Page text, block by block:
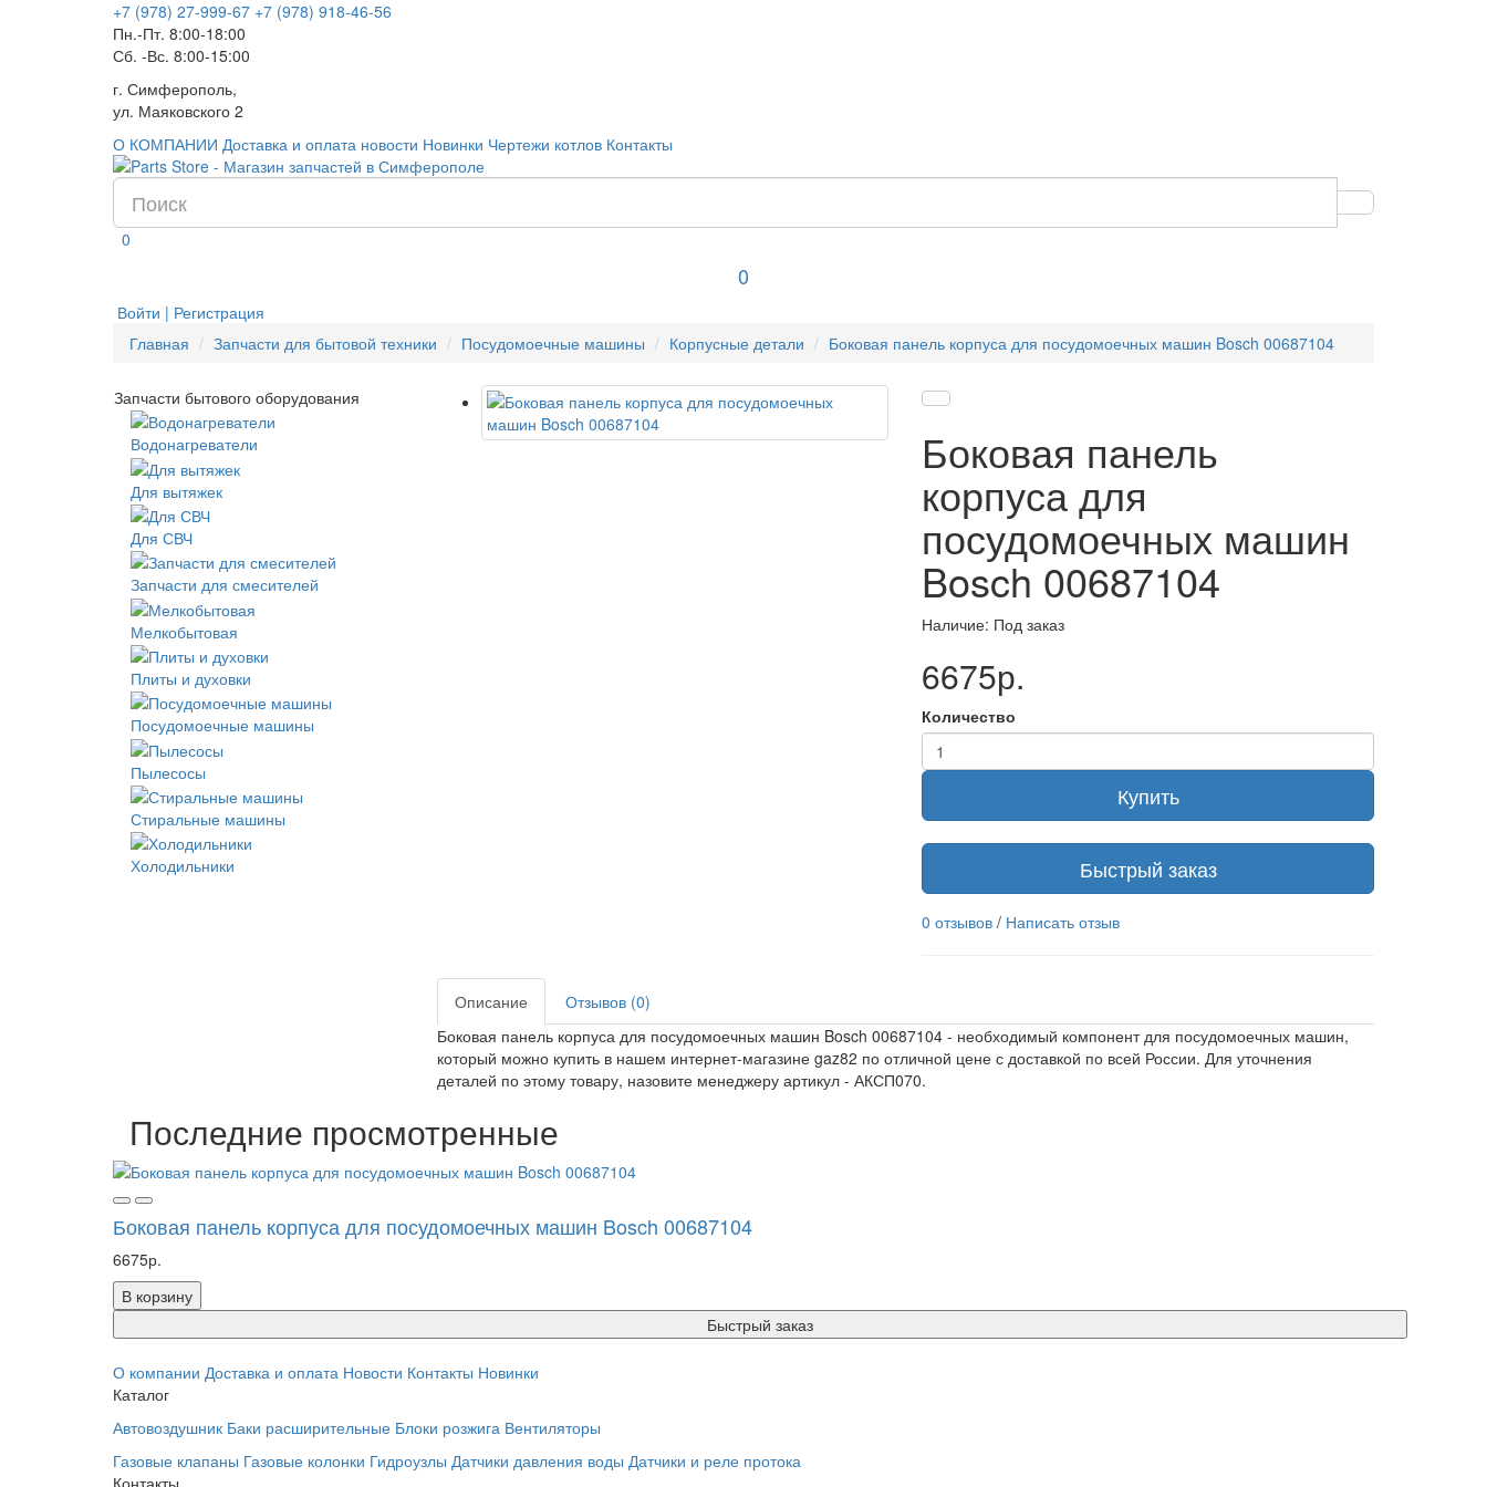
+7 (978) 27-999-67 +7 (978) 918-46-56
Пн.-Пт. 8:00-18:00
Сб. -Вс. 8:00-15:00
г. Симферополь,
ул. Маяковского 2
О КОМПАНИИ Доставка и оплата новости Новинки Чертежи котлов Контакты
0
0
Войти | Регистрация
Главная
Запчасти для бытовой техники Посудомоечные машины Корпусные детали Боковая панель корпуса для посудомоечных машин Bosch 00687104
Запчасти бытового оборудования
Водонагреватели
Для вытяжек
Для СВЧ
Запчасти для смесителей
Мелкобытовая
Плиты и духовки
Посудомоечные машины
Пылесосы
Стиральные машины
Холодильники
Боковая панель
корпуса для
посудомоечных машин
Bosch 00687104
Наличие: Под заказ
6675р.
Количество
Купить
Быстрый заказ
0 отзывов / Написать отзыв
Описание
Отзывов (0)
Боковая панель корпуса для посудомоечных машин Bosch 00687104 - необходимый компонент для посудомоечных машин,
который можно купить в нашем интернет-магазине gaz82 по отличной цене с доставкой по всей России. Для уточнения
деталей по этому товару, назовите менеджеру артикул - АКСП070.
Последние просмотренные
Боковая панель корпуса для посудомоечных машин Bosch 00687104
6675р.
В корзину
Быстрый заказ
О компании Доставка и оплата Новости Контакты Новинки
Каталог
Автовоздушник Баки расширительные Блоки розжига Вентиляторы
Газовые клапаны Газовые колонки Гидроузлы Датчики давления воды Датчики и реле протока
Контакты